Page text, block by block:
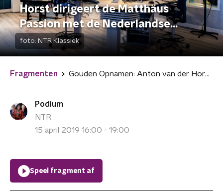
Horst dirigeert de Matthäus
Passion met de Nederlandse
Bachvereniging
foto: NTR Klassiek
Fragmenten Gouden Opnamen: Anton van der Horst dirigeert de Matthäus Passion met de Nederlandse Bachvereniging
Podium
NTR
15 april 2019 16:00 - 19:00
Speel fragment af